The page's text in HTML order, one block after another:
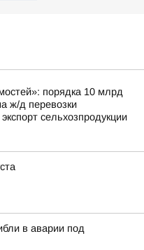
порядка 10 млрд
ж/д перевозки
сельхозпродукции
в аварии под